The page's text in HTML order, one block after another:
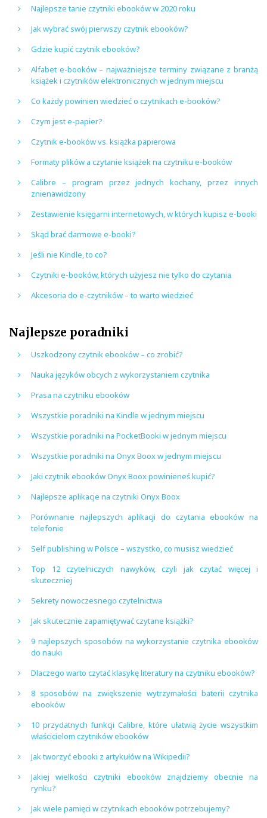
Najlepsze tanie czytniki ebooków w 2020 roku
Jak wybrać swój pierwszy czytnik ebooków?
Gdzie kupić czytnik ebooków?
Alfabet e-booków – najważniejsze terminy związane z branżą
książek i czytników elektronicznych w jednym miejscu
Co każdy powinien wiedzieć o czytnikach e-booków?
Czym jest e-papier?
Czytnik e-booków vs. książka papierowa
Formaty plików a czytanie książek na czytniku e-booków
Calibre – program przez jednych kochany, przez innych
znienawidzony
Zestawienie księgarni internetowych, w których kupisz e-booki
Skąd brać darmowe e-booki?
Jeśli nie Kindle, to co?
Czytniki e-booków, których użyjesz nie tylko do czytania
Akcesoria do e-czytników – to warto wiedzieć
Najlepsze poradniki
Uszkodzony czytnik ebooków – co zrobić?
Nauka języków obcych z wykorzystaniem czytnika
Prasa na czytniku ebooków
Wszystkie poradniki na Kindle w jednym miejscu
Wszystkie poradniki na PocketBooki w jednym miejscu
Wszystkie poradniki na Onyx Boox w jednym miejscu
Jaki czytnik ebooków Onyx Boox powinieneś kupić?
Najlepsze aplikacje na czytniki Onyx Boox
Porównanie najlepszych aplikacji do czytania ebooków na
telefonie
Self publishing w Polsce – wszystko, co musisz wiedzieć
Top 12 czytelniczych nawyków, czyli jak czytać więcej i
skuteczniej
Sekrety nowoczesnego czytelnictwa
Jak skutecznie zapamiętywać czytane książki?
9 najlepszych sposobów na wykorzystanie czytnika ebooków
do nauki
Dlaczego warto czytać klasykę literatury na czytniku ebooków?
8 sposobów na zwiększenie wytrzymałości baterii czytnika
ebooków
10 przydatnych funkcji Calibre, które ułatwią życie wszystkim
właścicielom czytników ebooków
Jak tworzyć ebooki z artykułów na Wikipedii?
Jakiej wielkości czytniki ebooków znajdziemy obecnie na
rynku?
Jak wiele pamięci w czytnikach ebooków potrzebujemy?